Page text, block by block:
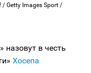
Getty Images Sport /
назовут в честь
Хосепа